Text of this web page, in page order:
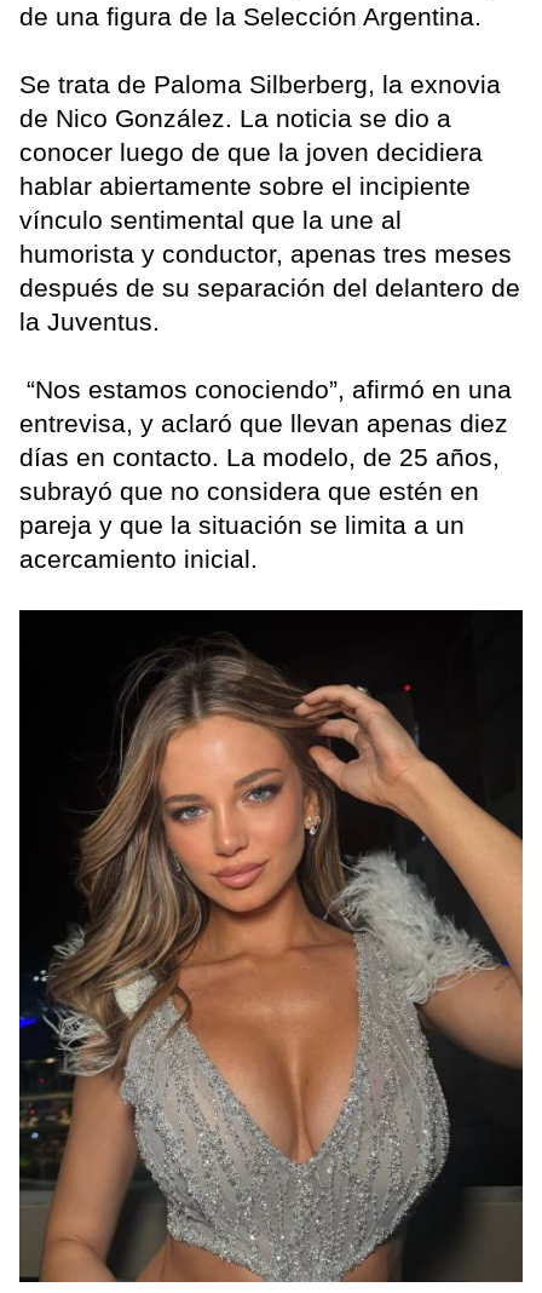
de una figura de la Selección Argentina.
Se trata de Paloma Silberberg, la exnovia
de Nico González. La noticia se dio a
conocer luego de que la joven decidiera
hablar abiertamente sobre el incipiente
vínculo sentimental que la une al
humorista y conductor, apenas tres meses
después de su separación del delantero de
la Juventus.
“Nos estamos conociendo”, afirmó en una
entrevisa, y aclaró que llevan apenas diez
días en contacto. La modelo, de 25 años,
subrayó que no considera que estén en
pareja y que la situación se limita a un
acercamiento inicial.